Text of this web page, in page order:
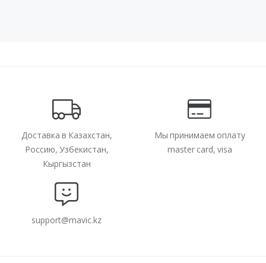
Доставка в Казахстан,
Россию, Узбекистан,
Кыргызстан
Мы принимаем оплату
master card, visa
support@mavic.kz